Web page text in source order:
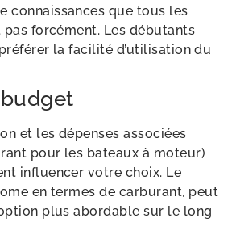
connaissances que tous les
pas forcément. Les débutants
la facilité d’utilisation du
et les dépenses associées
pour les bateaux à moteur)
influencer votre choix. Le
en termes de carburant, peut
plus abordable sur le long